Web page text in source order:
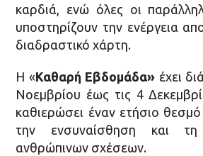
καρδιά, ενώ όλες οι
υποστηρίζουν την ενέργεια
διαδραστικό χάρτη.
Η «Καθαρή Εβδομάδα» έχει
Νοεμβρίου έως τις 4
καθιερώσει έναν ετήσιο θεσμό
την ενσυναίσθηση και
ανθρώπινων σχέσεων.